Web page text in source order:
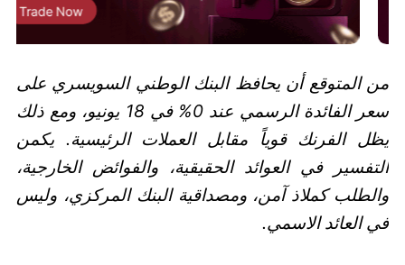
من المتوقع أن يحافظ البنك الوطني السويسري على
سعر الفائدة الرسمي عند 0% في 18 يونيو، ومع ذلك
يظل الفرنك قوياً مقابل العملات الرئيسية. يكمن
التفسير في العوائد الحقيقية، والفوائض الخارجية،
والطلب كملاذ آمن، ومصداقية البنك المركزي، وليس
في العائد الاسمي.